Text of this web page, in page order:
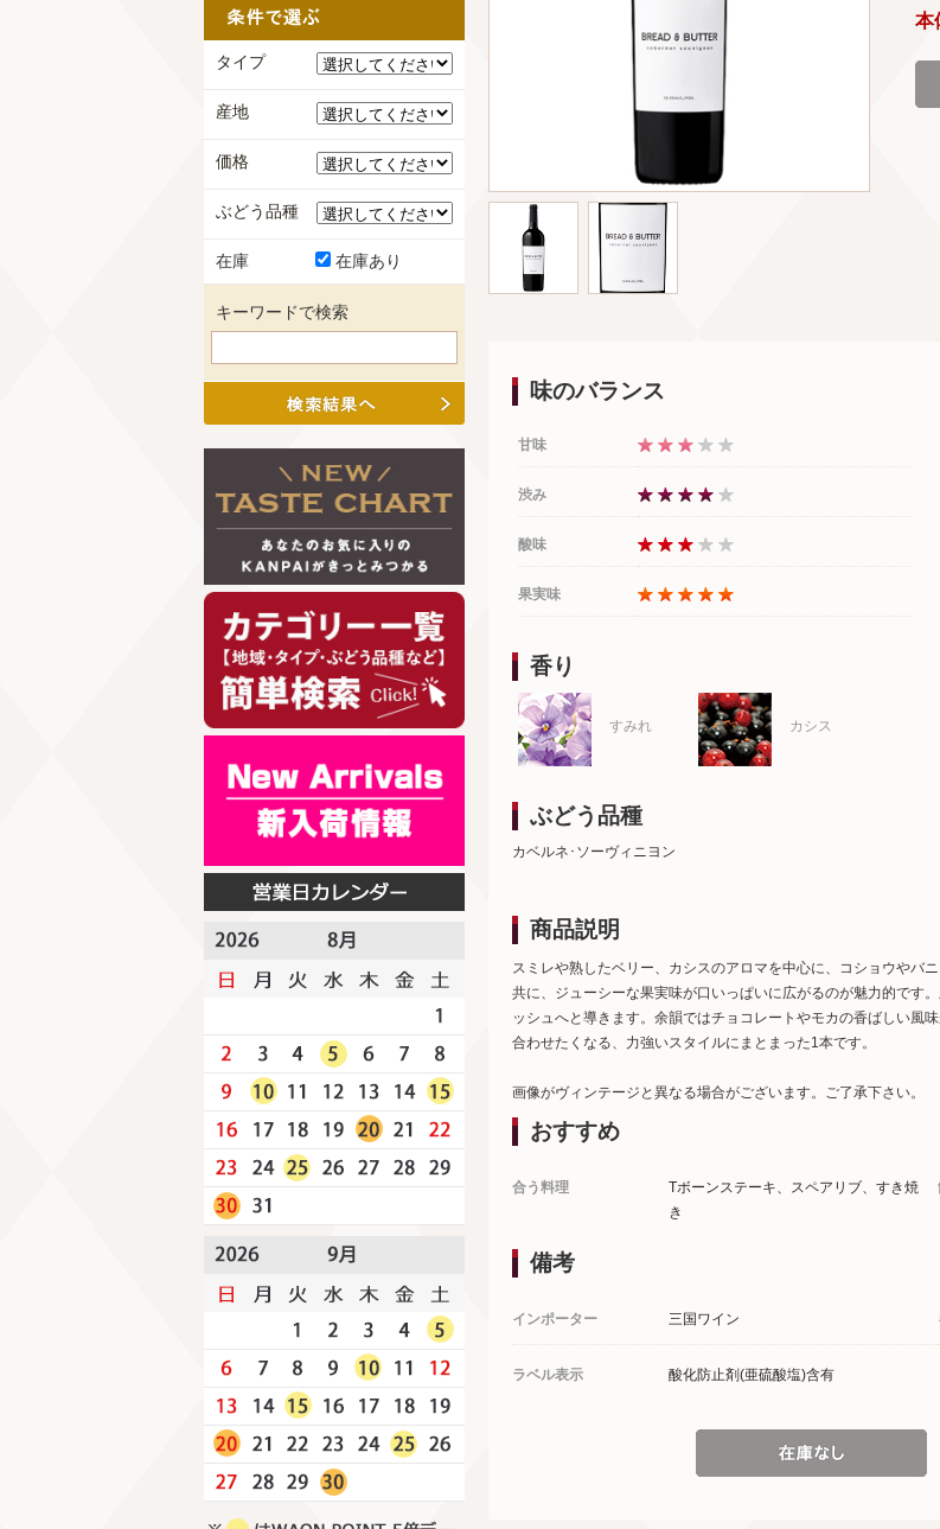
本
味のバランス
甘味
渋み
酸味
果実味
香り
すみれ カシス
ぶどう品種
カベルネ･ソーヴィニヨン
商品説明
スミレや熟したベリー、カシスのアロマを中心に、コショウやバ
共に、ジューシーな果実味が口いっぱいに広がるのが魅力的です
ッシュへと導きます。余韻ではチョコレートやモカの香ばしい風
合わせたくなる、力強いスタイルにまとまった1本です。
画像がヴィンテージと異なる場合がございます。ご了承下さい。
おすすめ
合う料理
Tボーンステーキ、スペアリブ、すき焼
き
備考
インポーター 三国ワイン
ラベル表示 酸化防止剤(亜硫酸塩)含有
タイプ
産地
価格
ぶどう品種
在庫 在庫あり
キーワードで検索